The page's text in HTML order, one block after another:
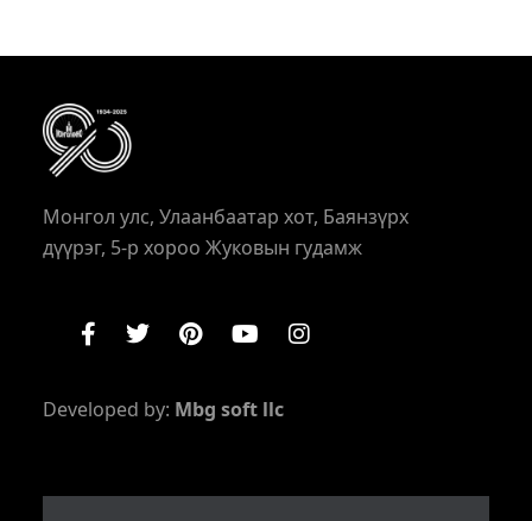
Монгол улс, Улаанбаатар хот, Баянзүрх
дүүрэг, 5-р хороо Жуковын гудамж
Developed by: Mbg soft llc